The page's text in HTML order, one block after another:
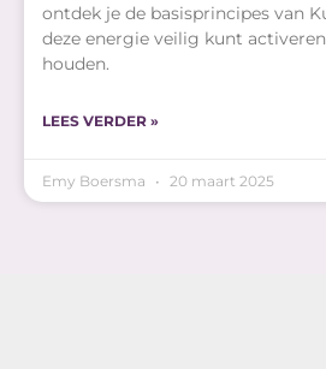
ontdek je de basisprincipes van
deze energie veilig kunt
houden.
LEES VERDER »
Emy Boersma 20 maart 2025